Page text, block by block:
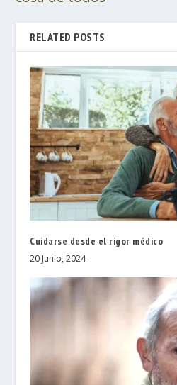
RELATED POSTS
Cuidarse desde el rigor médico
20 Junio, 2024